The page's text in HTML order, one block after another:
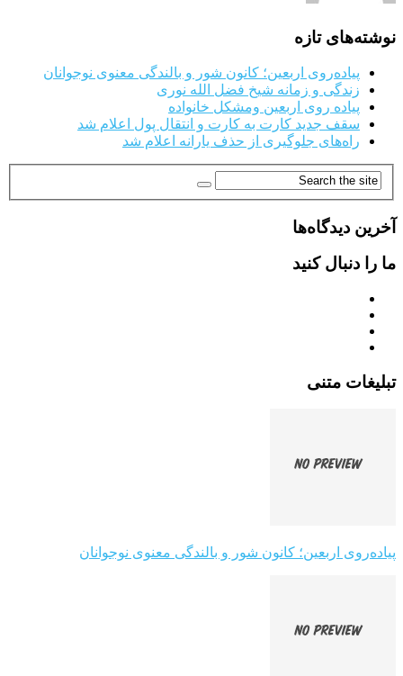
نوشته‌های تازه
پیاده‌روی اربعین؛ کانون شور و بالندگی معنوی نوجوانان
زندگی و زمانه شیخ فضل الله نوری
پیاده روی اربعین ومشکل خانواده
سقف جدید کارت به کارت و انتقال پول اعلام شد
راه‌های جلوگیری از حذف یارانه اعلام شد
آخرین دیدگاه‌ها
ما را دنبال کنید
تبلیغات متنی
پیاده‌روی اربعین؛ کانون شور و بالندگی معنوی نوجوانان